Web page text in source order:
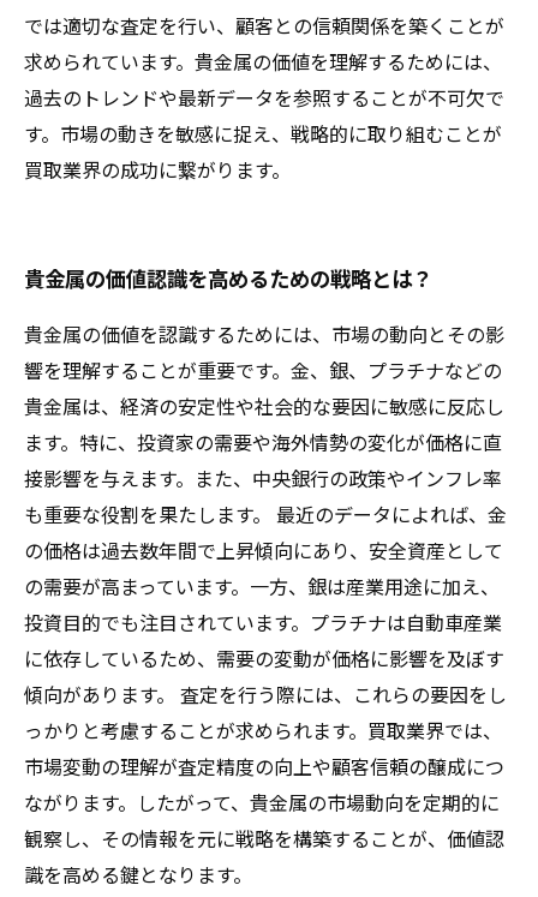
では適切な査定を行い、顧客との信頼関係を築くことが
求められています。貴金属の価値を理解するためには、
過去のトレンドや最新データを参照することが不可欠で
す。市場の動きを敏感に捉え、戦略的に取り組むことが
買取業界の成功に繋がります。
貴金属の価値認識を高めるための戦略とは？
貴金属の価値を認識するためには、市場の動向とその影
響を理解することが重要です。金、銀、プラチナなどの
貴金属は、経済の安定性や社会的な要因に敏感に反応し
ます。特に、投資家の需要や海外情勢の変化が価格に直
接影響を与えます。また、中央銀行の政策やインフレ率
も重要な役割を果たします。 最近のデータによれば、金
の価格は過去数年間で上昇傾向にあり、安全資産として
の需要が高まっています。一方、銀は産業用途に加え、
投資目的でも注目されています。プラチナは自動車産業
に依存しているため、需要の変動が価格に影響を及ぼす
傾向があります。 査定を行う際には、これらの要因をし
っかりと考慮することが求められます。買取業界では、
市場変動の理解が査定精度の向上や顧客信頼の醸成につ
ながります。したがって、貴金属の市場動向を定期的に
観察し、その情報を元に戦略を構築することが、価値認
識を高める鍵となります。